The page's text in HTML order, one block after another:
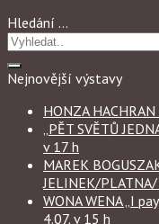
Hledání …
Nejnovější výstavy
HONZA
„PĚT SVĚTŮ
v 17 h
MAREK
JELINEK/
WONA WENA „I
4.07. v 15 h